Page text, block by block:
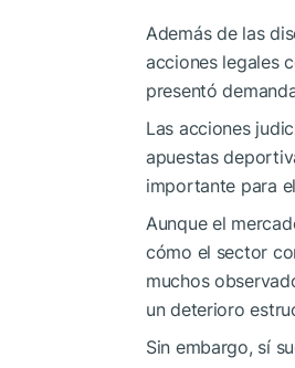
Además de las
acciones legales
presentó
Las acciones
apuestas
importante para
Aunque el
cómo el sector
muchos
un deterioro
Sin embargo, sí